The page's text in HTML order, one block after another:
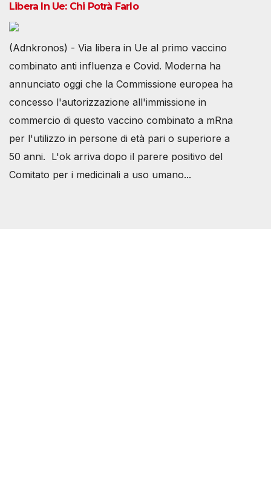
Libera In Ue: Chi Potrà Farlo
(Adnkronos) - Via libera in Ue al primo vaccino
combinato anti influenza e Covid. Moderna ha
annunciato oggi che la Commissione europea ha
concesso l'autorizzazione all'immissione in
commercio di questo vaccino combinato a mRna
per l'utilizzo in persone di età pari o superiore a
50 anni. L'ok arriva dopo il parere positivo del
Comitato per i medicinali a uso umano...